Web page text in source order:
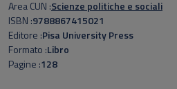
Area CUN Scienze politiche e sociali
ISBN 9788867415021
Editore Pisa University Press
Formato Libro
Pagine 128